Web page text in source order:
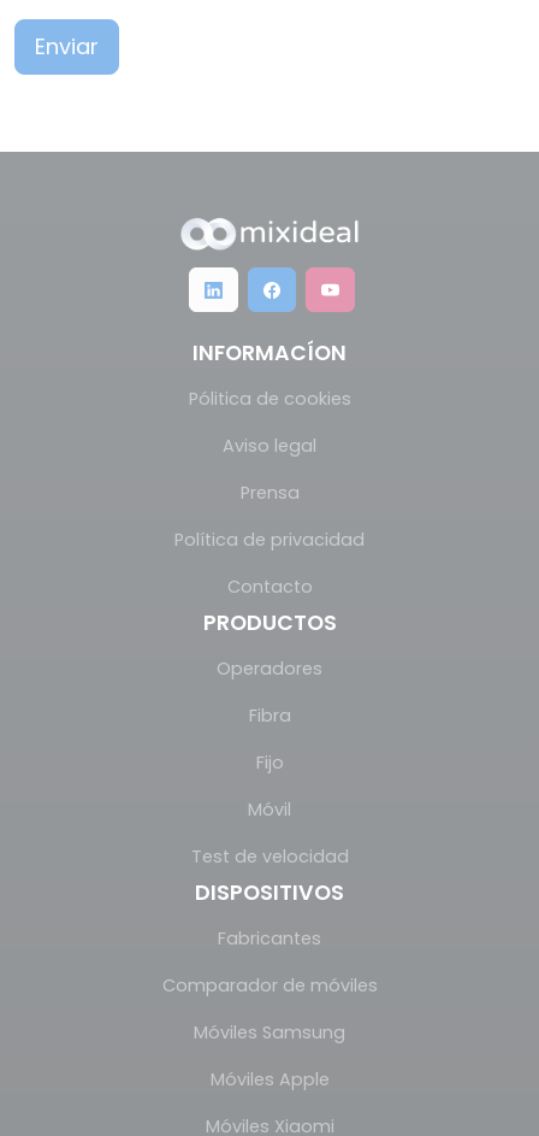
Enviar
INFORMACÍON
Pólitica de cookies
Aviso legal
Prensa
Política de privacidad
Contacto
PRODUCTOS
Operadores
Fibra
Fijo
Móvil
Test de velocidad
DISPOSITIVOS
Fabricantes
Comparador de móviles
Móviles Samsung
Móviles Apple
Móviles Xiaomi